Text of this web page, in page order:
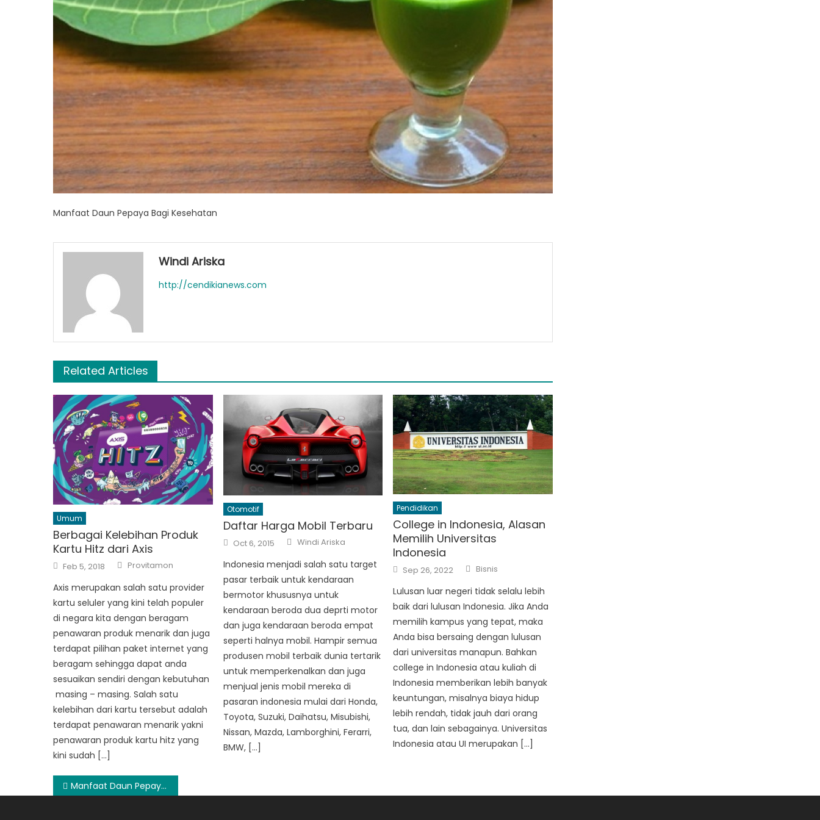
Manfaat Daun Pepaya Bagi Kesehatan
Windi Ariska
http://cendikianews.com
Related Articles
Umum
Berbagai Kelebihan Produk
Kartu Hitz dari Axis
Posted
on
Feb 5, 2018 Author
Provitamon
Axis merupakan salah satu provider
kartu seluler yang kini telah populer
di negara kita dengan beragam
penawaran produk menarik dan juga
terdapat pilihan paket internet yang
beragam sehingga dapat anda
sesuaikan sendiri dengan kebutuhan
masing – masing. Salah satu
kelebihan dari kartu tersebut adalah
terdapat penawaran menarik yakni
penawaran produk kartu hitz yang
kini sudah […]
Otomotif
Daftar Harga Mobil Terbaru
Posted
on
Oct 6, 2015 Author
Windi Ariska
Indonesia menjadi salah satu target
pasar terbaik untuk kendaraan
bermotor khususnya untuk
kendaraan beroda dua deprti motor
dan juga kendaraan beroda empat
seperti halnya mobil. Hampir semua
produsen mobil terbaik dunia tertarik
untuk memperkenalkan dan juga
menjual jenis mobil mereka di
pasaran indonesia mulai dari Honda,
Toyota, Suzuki, Daihatsu, Misubishi,
Nissan, Mazda, Lamborghini, Ferarri,
BMW, […]
Pendidikan
College in Indonesia, Alasan
Memilih Universitas
Indonesia
Posted
on
Sep 26, 2022 Author
Bisnis
Lulusan luar negeri tidak selalu lebih
baik dari lulusan Indonesia. Jika Anda
memilih kampus yang tepat, maka
Anda bisa bersaing dengan lulusan
dari universitas manapun. Bahkan
college in Indonesia atau kuliah di
Indonesia memberikan lebih banyak
keuntungan, misalnya biaya hidup
lebih rendah, tidak jauh dari orang
tua, dan lain sebagainya. Universitas
Indonesia atau UI merupakan […]
Post
Manfaat Daun Pepaya Bagi Kesehatan